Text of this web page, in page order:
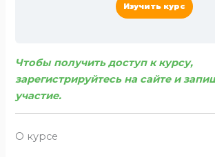
Изучить курс
Чтобы получить доступ к курсу,
зарегистрируйтесь на сайте и
участие.
О курсе